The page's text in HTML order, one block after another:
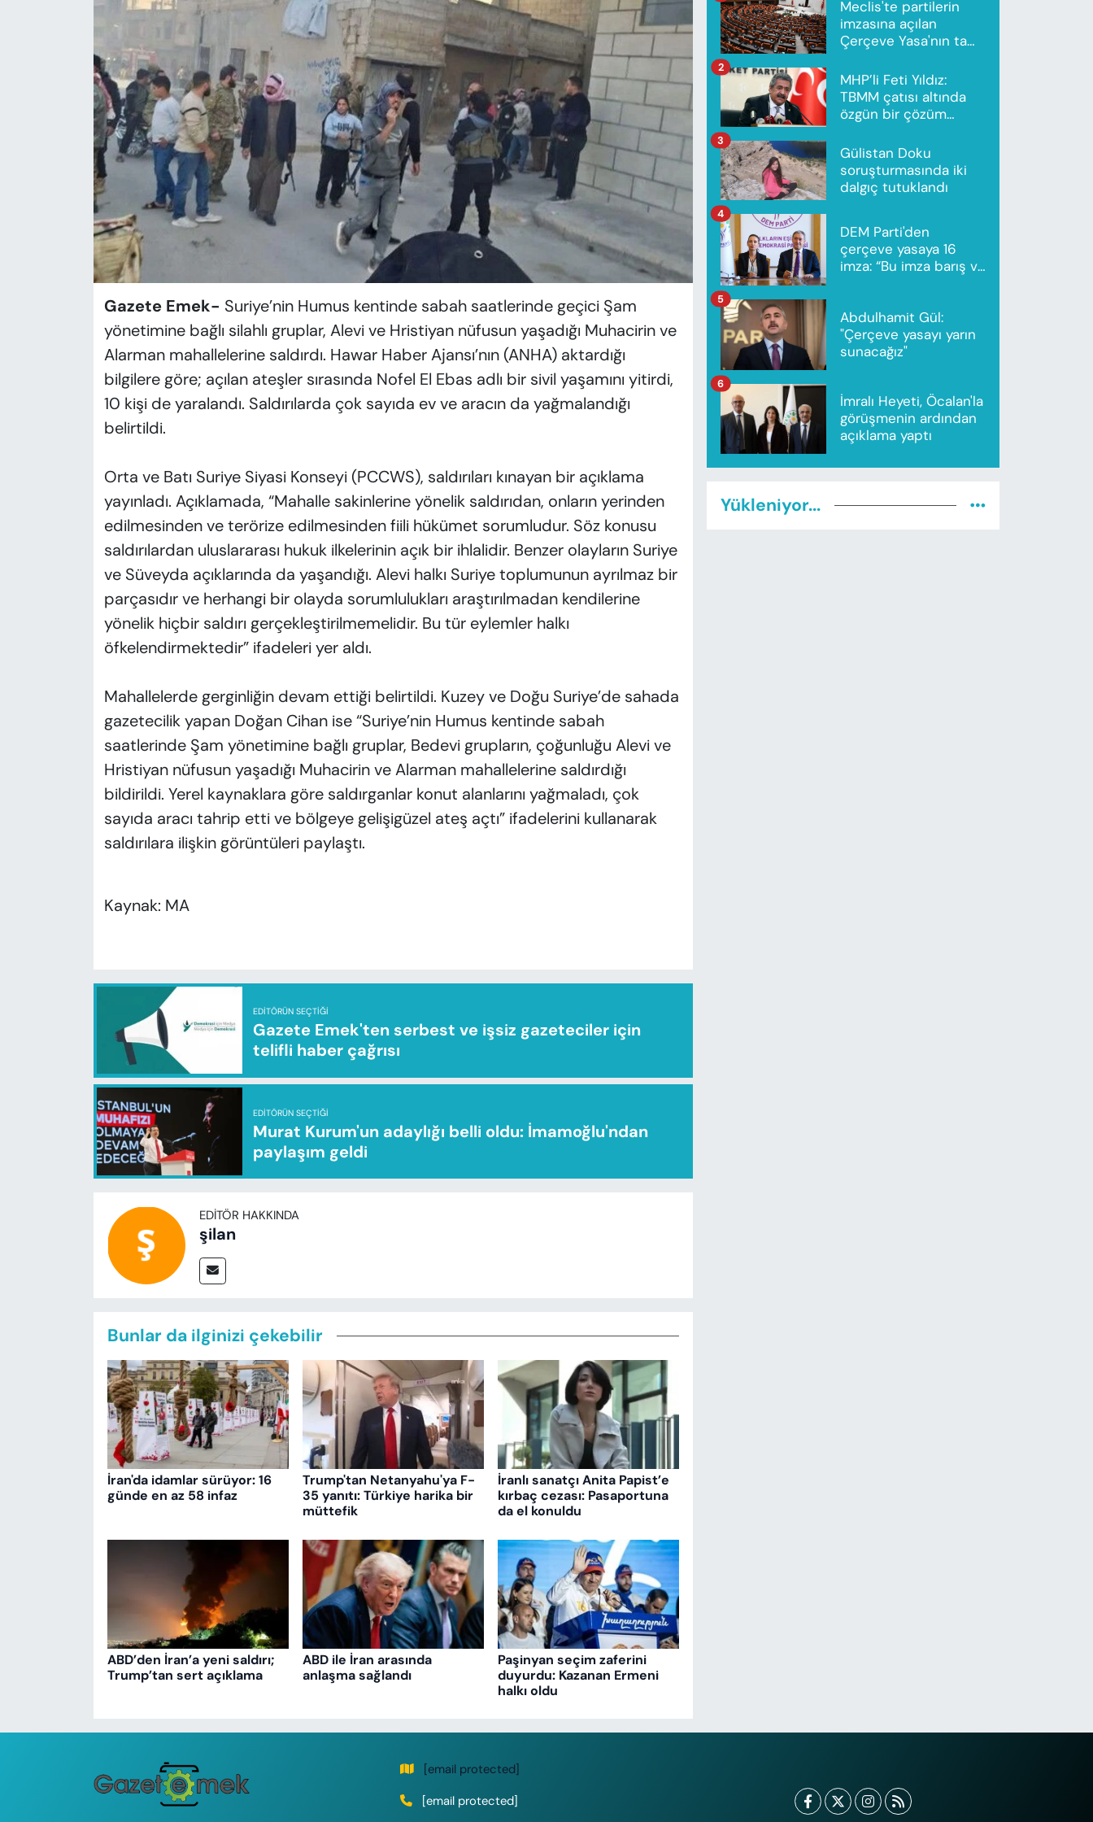
Gazete Emek- Suriye’nin Humus kentinde sabah saatlerinde geçici Şam
yönetimine bağlı silahlı gruplar, Alevi ve Hristiyan nüfusun yaşadığı Muhacirin ve
Alarman mahallelerine saldırdı. Hawar Haber Ajansı’nın (ANHA) aktardığı
bilgilere göre; açılan ateşler sırasında Nofel El Ebas adlı bir sivil yaşamını yitirdi,
10 kişi de yaralandı. Saldırılarda çok sayıda ev ve aracın da yağmalandığı
belirtildi.
Orta ve Batı Suriye Siyasi Konseyi (PCCWS), saldırıları kınayan bir açıklama
yayınladı. Açıklamada, “Mahalle sakinlerine yönelik saldırıdan, onların yerinden
edilmesinden ve terörize edilmesinden fiili hükümet sorumludur. Söz konusu
saldırılardan uluslararası hukuk ilkelerinin açık bir ihlalidir. Benzer olayların Suriye
ve Süveyda açıklarında da yaşandığı. Alevi halkı Suriye toplumunun ayrılmaz bir
parçasıdır ve herhangi bir olayda sorumlulukları araştırılmadan kendilerine
yönelik hiçbir saldırı gerçekleştirilmemelidir. Bu tür eylemler halkı
öfkelendirmektedir” ifadeleri yer aldı.
Mahallelerde gerginliğin devam ettiği belirtildi. Kuzey ve Doğu Suriye’de sahada
gazetecilik yapan Doğan Cihan ise “Suriye’nin Humus kentinde sabah
saatlerinde Şam yönetimine bağlı gruplar, Bedevi grupların, çoğunluğu Alevi ve
Hristiyan nüfusun yaşadığı Muhacirin ve Alarman mahallelerine saldırdığı
bildirildi. Yerel kaynaklara göre saldırganlar konut alanlarını yağmaladı, çok
sayıda aracı tahrip etti ve bölgeye gelişigüzel ateş açtı” ifadelerini kullanarak
saldırılara ilişkin görüntüleri paylaştı.
Kaynak: MA
EDITÖRÜN SEÇTIĞI
Gazete Emek'ten serbest ve işsiz gazeteciler için
telifli haber çağrısı
EDITÖRÜN SEÇTIĞI
Murat Kurum'un adaylığı belli oldu: İmamoğlu'ndan
paylaşım geldi
EDITÖR HAKKINDA
şilan
Bunlar da ilginizi çekebilir
İran'da idamlar sürüyor: 16
günde en az 58 infaz
Trump'tan Netanyahu'ya F-
35 yanıtı: Türkiye harika bir
müttefik
İranlı sanatçı Anita Papist’e
kırbaç cezası: Pasaportuna
da el konuldu
ABD’den İran’a yeni saldırı;
Trump’tan sert açıklama
ABD ile İran arasında
anlaşma sağlandı
Paşinyan seçim zaferini
duyurdu: Kazanan Ermeni
halkı oldu
Meclis'te partilerin
imzasına açılan
Çerçeve Yasa'nın tam
MHP’li Feti Yıldız:
TBMM çatısı altında
özgün bir çözüm
2
Gülistan Doku
soruşturmasında iki
dalgıç tutuklandı
3
DEM Parti'den
çerçeve yasaya 16
imza: “Bu imza barış ve
4
Abdulhamit Gül:
"Çerçeve yasayı yarın
sunacağız"
5
İmralı Heyeti, Öcalan'la
görüşmenin ardından
açıklama yaptı
6
Yükleniyor...
[email protected]
[email protected]
SAĞLIK
KÜLTÜR-SANAT
MAGAZİN
ÖZEL HABER
YAZAR KÖŞESİ
VAN VE DİYARBAKIR HABERLERİ